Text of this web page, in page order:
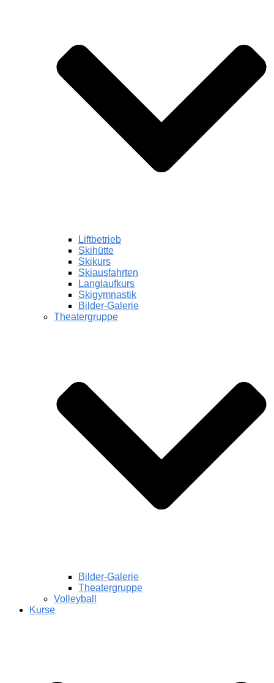
Liftbetrieb
Skihütte
Skikurs
Skiausfahrten
Langlaufkurs
Skigymnastik
Bilder-Galerie
Theatergruppe
Bilder-Galerie
Theatergruppe
Volleyball
Kurse